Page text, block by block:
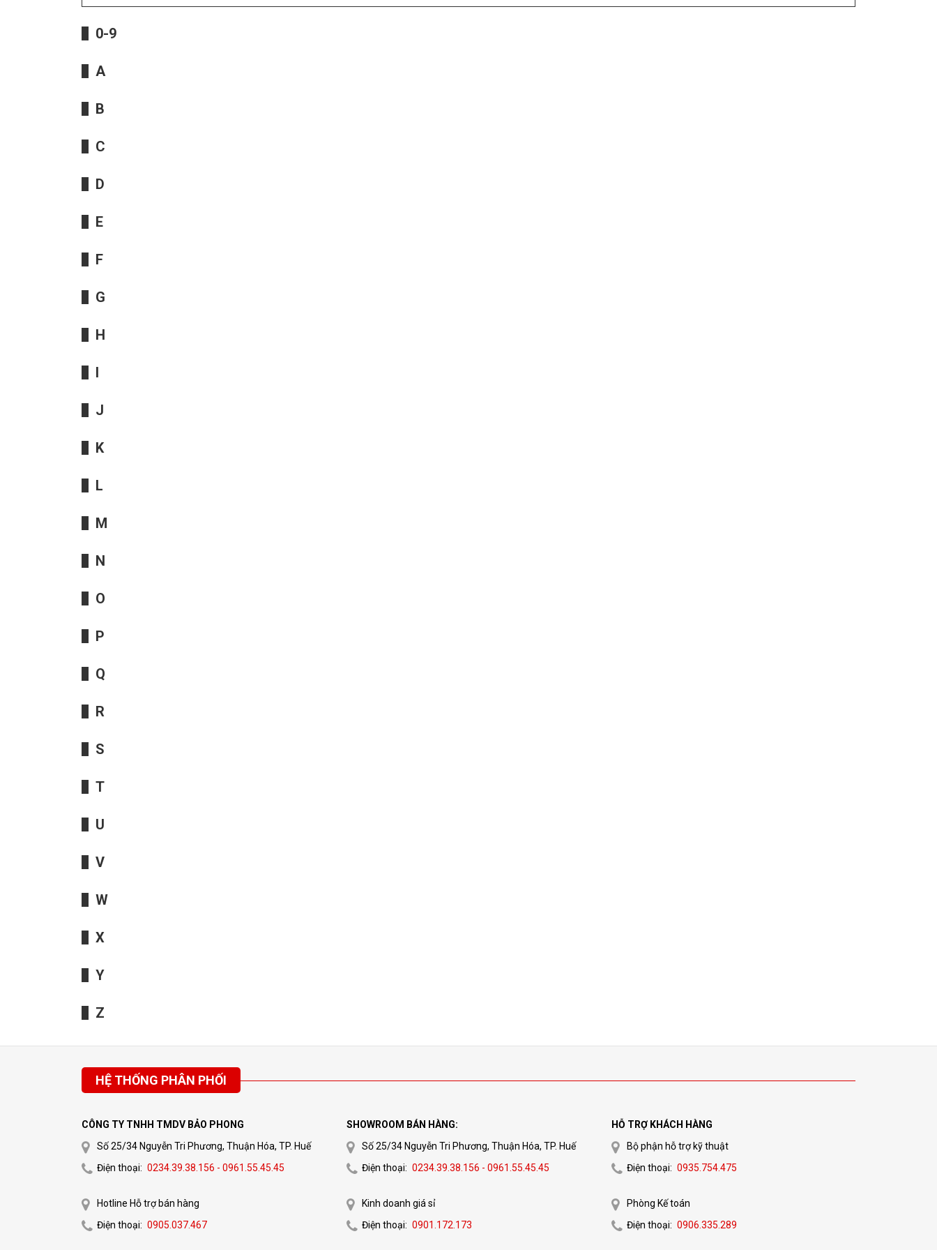
0-9
A
B
C
D
E
F
G
H
I
J
K
L
M
N
O
P
Q
R
S
T
U
V
W
X
Y
Z
HỆ THỐNG PHÂN PHỐI
CÔNG TY TNHH TMDV BẢO PHONG
Số 25/34 Nguyễn Tri Phương, Thuận Hóa, TP. Huế
Điện thoại: 0234.39.38.156 - 0961.55.45.45
Hotline Hỗ trợ bán hàng
Điện thoại: 0905.037.467
SHOWROOM BÁN HÀNG:
Số 25/34 Nguyễn Tri Phương, Thuận Hóa, TP. Huế
Điện thoại: 0234.39.38.156 - 0961.55.45.45
Kinh doanh giá sỉ
Điện thoại: 0901.172.173
HỖ TRỢ KHÁCH HÀNG
Bộ phận hỗ trợ kỹ thuật
Điện thoại: 0935.754.475
Phòng Kế toán
Điện thoại: 0906.335.289